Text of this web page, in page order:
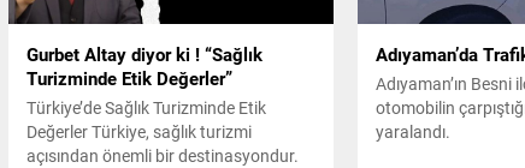
Gurbet Altay diyor ki ! “Sağlık
Turizminde Etik Değerler”
Türkiye’de Sağlık Turizminde Etik
Değerler Türkiye, sağlık turizmi
açısından önemli bir destinasyondur.
Adıyaman’da
Adıyaman’ın Besni
otomobilin
yaralandı.